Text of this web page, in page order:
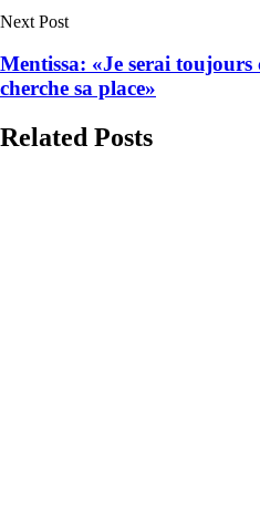
Next Post
Mentissa: «Je serai toujours
cherche sa place»
Related Posts